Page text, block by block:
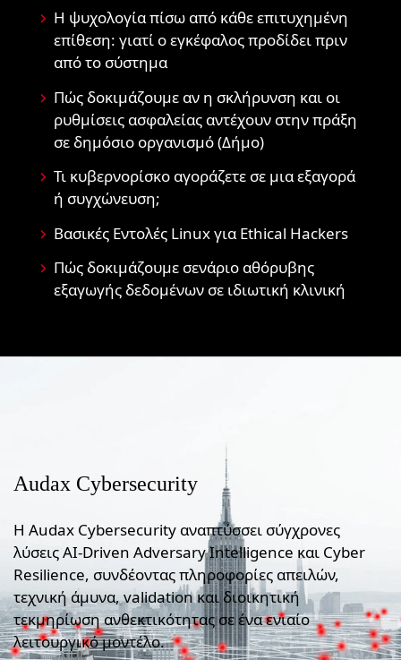
Η ψυχολογία πίσω από κάθε επιτυχημένη
επίθεση: γιατί ο εγκέφαλος προδίδει πριν
από το σύστημα
Πώς δοκιμάζουμε αν η σκλήρυνση και οι
ρυθμίσεις ασφαλείας αντέχουν στην πράξη
σε δημόσιο οργανισμό (Δήμο)
Τι κυβερνορίσκο αγοράζετε σε μια εξαγορά
ή συγχώνευση;
Βασικές Εντολές Linux για Ethical Hackers
Πώς δοκιμάζουμε σενάριο αθόρυβης
εξαγωγής δεδομένων σε ιδιωτική κλινική
Audax Cybersecurity
Η Audax Cybersecurity αναπτύσσει σύγχρονες
λύσεις AI-Driven Adversary Intelligence και Cyber
Resilience, συνδέοντας πληροφορίες απειλών,
τεχνική άμυνα, validation και διοικητική
τεκμηρίωση ανθεκτικότητας σε ένα ενιαίο
λειτουργικό μοντέλο.